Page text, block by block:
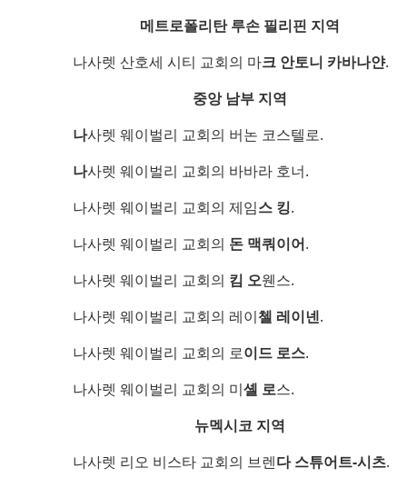
메트로폴리탄 루손 필리핀 지역
나사렛 산호세 시티 교회의 마크 안토니 카바나얀.
중앙 남부 지역
나사렛 웨이벌리 교회의 버논 코스텔로.
나사렛 웨이벌리 교회의 바바라 호너.
나사렛 웨이벌리 교회의 제임스 킹.
나사렛 웨이벌리 교회의 돈 맥쿼이어.
나사렛 웨이벌리 교회의 킴 오웬스.
나사렛 웨이벌리 교회의 레이첼 레이넨.
나사렛 웨이벌리 교회의 로이드 로스.
나사렛 웨이벌리 교회의 미셸 로스.
뉴멕시코 지역
나사렛 리오 비스타 교회의 브렌다 스튜어트-시츠.